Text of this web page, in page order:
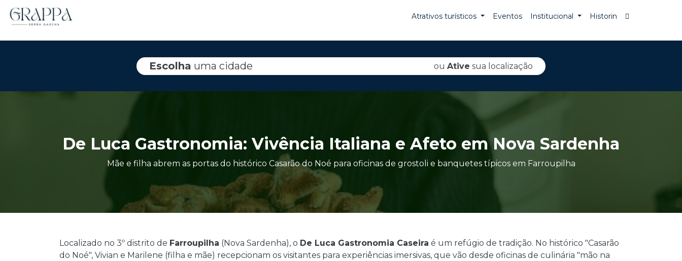
Atrativos turísticos Eventos Institucional Historin
Escolha uma cidade ouAtive sua localização
De Luca Gastronomia: Vivência Italiana e Afeto em Nova Sardenha
Mãe e filha abrem as portas do histórico Casarão do Noé para oficinas de grostoli e banquetes típicos em Farroupilha
Localizado no 3º distrito de Farroupilha (Nova Sardenha), o De Luca Gastronomia Caseira é um refúgio de tradição. No histórico "Casarão
do Noé", Vivian e Marilene (filha e mãe) recepcionam os visitantes para experiências imersivas, que vão desde oficinas de culinária "mão na